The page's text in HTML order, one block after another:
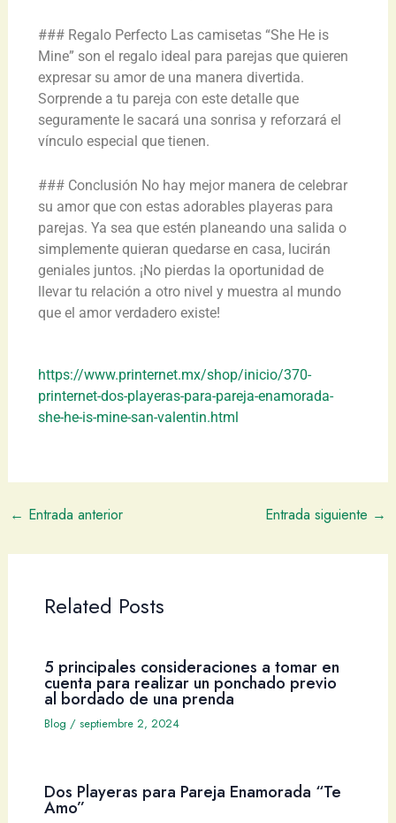
### Regalo Perfecto Las camisetas “She He is
Mine” son el regalo ideal para parejas que quieren
expresar su amor de una manera divertida.
Sorprende a tu pareja con este detalle que
seguramente le sacará una sonrisa y reforzará el
vínculo especial que tienen.
### Conclusión No hay mejor manera de celebrar
su amor que con estas adorables playeras para
parejas. Ya sea que estén planeando una salida o
simplemente quieran quedarse en casa, lucirán
geniales juntos. ¡No pierdas la oportunidad de
llevar tu relación a otro nivel y muestra al mundo
que el amor verdadero existe!
https://www.printernet.mx/shop/inicio/370-
printernet-dos-playeras-para-pareja-enamorada-
she-he-is-mine-san-valentin.html
← Entrada anterior Entrada siguiente →
Related Posts
5 principales consideraciones a tomar en
cuenta para realizar un ponchado previo
al bordado de una prenda
Blog / septiembre 2, 2024
Dos Playeras para Pareja Enamorada “Te
Amo”